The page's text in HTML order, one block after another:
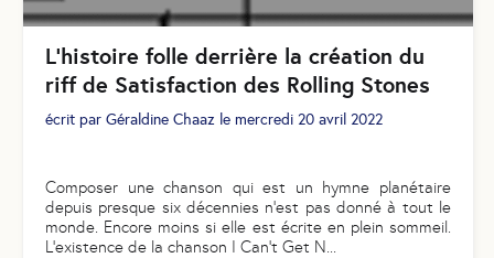
L'histoire folle derrière la création du
riff de Satisfaction des Rolling Stones
écrit par Géraldine Chaaz le mercredi 20 avril 2022
Composer une chanson qui est un hymne planétaire
depuis presque six décennies n’est pas donné à tout le
monde. Encore moins si elle est écrite en plein sommeil.
L’existence de la chanson I Can’t Get N